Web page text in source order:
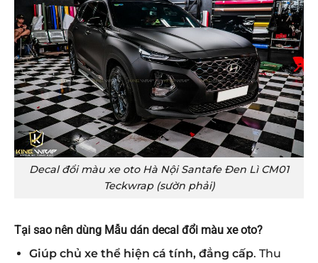
Decal đổi màu xe oto Hà Nội Santafe Đen Lì CM01
Teckwrap (sườn phải)
Tại sao nên dùng Mẫu dán decal đổi màu xe oto?
Giúp chủ xe thể hiện cá tính, đẳng cấp. Thu